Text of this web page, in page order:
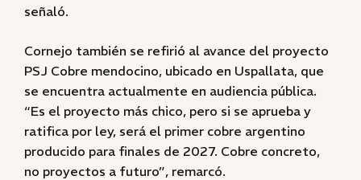
señaló.
Cornejo también se refirió al avance del proyecto
PSJ Cobre mendocino, ubicado en Uspallata, que
se encuentra actualmente en audiencia pública.
“Es el proyecto más chico, pero si se aprueba y
ratifica por ley, será el primer cobre argentino
producido para finales de 2027. Cobre concreto,
no proyectos a futuro”, remarcó.